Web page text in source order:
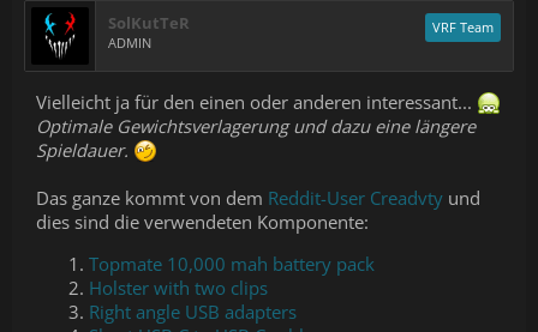
SolKutTeR
ADMIN
VRF Team
Vielleicht ja für den einen oder anderen interessant...
Optimale Gewichtsverlagerung und dazu eine längere
Spieldauer.
Das ganze kommt von dem Reddit-User Creadvty und
dies sind die verwendeten Komponente:
Topmate 10,000 mah battery pack
Holster with two clips
Right angle USB adapters